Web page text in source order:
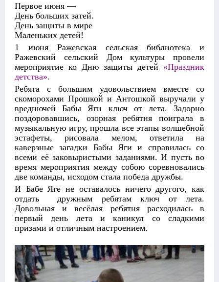
Первое июня —
День больших затей.
День защиты в мире
Маленьких детей!
1 июня Ражевская сельская библиотека и
Ражевский сельский Дом культуры провели
мероприятие ко Дню защиты детей «Праздник
детства».
Ребята с большим удовольствием вместе со
скоморохами Прошкой и Антошкой выручали у
вреднючей Бабы Яги ключ от лета. Задорно
поздоровавшись, озорная ребятня поиграла в
музыкальную игру, прошла все этапы волшебной
эстафеты, рисовала мелом, ответила на
каверзные загадки Бабы Яги и справилась со
всеми её заковыристыми заданиями. И пусть во
время мероприятия между собою соревновались
две команды, исходом стала победа дружбы.
И Бабе Яге не оставалось ничего другого, как
отдать дружным ребятам ключ от лета.
Довольная и весёлая ребятня расходилась в
первый день лета и каникул со сладкими
призами и отличным настроением.